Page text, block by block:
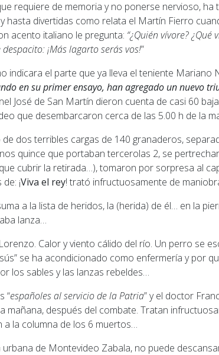
requiere de memoria y no ponerse nervioso, ha
hasta divertidas como relata el Martín Fierro
acento italiano le pregunta: “¿Quién vívore? ¿Qué
¡Más lagarto serás vos!”
indicara el parte que ya lleva el teniente Mariano
en su primer ensayo, han agregado un nuevo
José de San Martín dieron cuenta de casi 60
que desembarcaron cerca de las 5.00 h de la
dos terribles cargas de 140 granaderos,
quince que portaban tercerolas 2, se
cubrir la retirada…), tomaron por sorpresa al
¡Viva el rey! trató infructuosamente de
a la lista de heridos, la (herida) de él… en la
lanza…
Calor y viento cálido del río. Un perro se
se ha acondicionado como enfermería y por
los sables y las lanzas rebeldes…
“españoles al servicio de la Patria” y el doctor
mañana, después del combate. Tratan
a la columna de los 6 muertos…
urbana de Montevideo Zabala, no puede